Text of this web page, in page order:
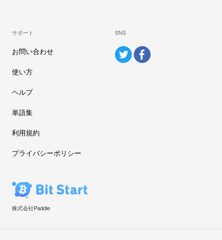
サポート
お問い合わせ
使い方
ヘルプ
単語集
利用規約
プライバシーポリシー
SNS
株式会社Paddle